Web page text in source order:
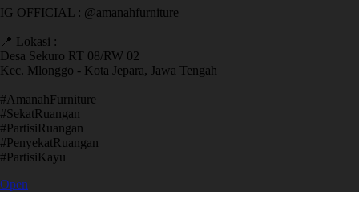
IG OFFICIAL : @amanahfurniture
📍 Lokasi :
Desa Sekuro RT 08/RW 02
Kec. Mlonggo - Kota Jepara, Jawa Tengah
​#AmanahFurniture
​#SekatRuangan
​#PartisiRuangan
​#PenyekatRuangan
​#PartisiKayu
Open